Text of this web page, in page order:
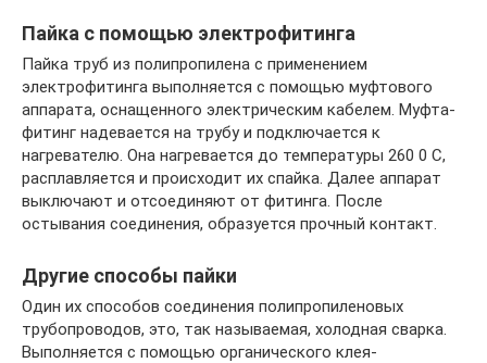
Пайка с помощью электрофитинга
Пайка труб из полипропилена с применением
электрофитинга выполняется с помощью муфтового
аппарата, оснащенного электрическим кабелем. Муфта-
фитинг надевается на трубу и подключается к
нагревателю. Она нагревается до температуры 260 0 С,
расплавляется и происходит их спайка. Далее аппарат
выключают и отсоединяют от фитинга. После
остывания соединения, образуется прочный контакт.
Другие способы пайки
Один их способов соединения полипропиленовых
трубопроводов, это, так называемая, холодная сварка.
Выполняется с помощью органического клея-